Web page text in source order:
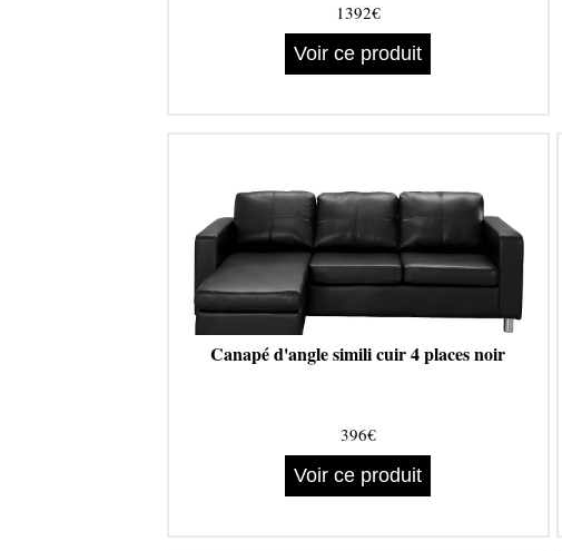
1392€
Voir ce produit
Canapé d'angle simili cuir 4 places noir
396€
Voir ce produit